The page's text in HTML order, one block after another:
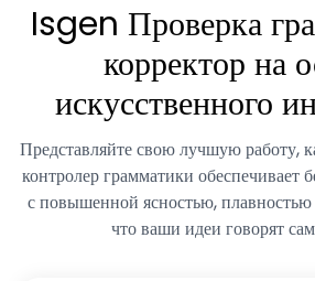
Isgen Проверка
корректор на
искусственного
Представляйте свою лучшую
контролер грамматики обеспечивает
с повышенной ясностью, плавностью
что ваши идеи говорят